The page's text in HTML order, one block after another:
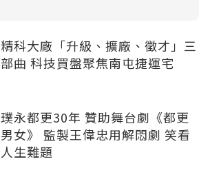
精科大廠「升級、擴廠、徵才」三
部曲 科技買盤聚焦南屯捷運宅
璞永都更30年 贊助舞台劇《都更
男女》 監製王偉忠用解悶劇 笑看
人生難題